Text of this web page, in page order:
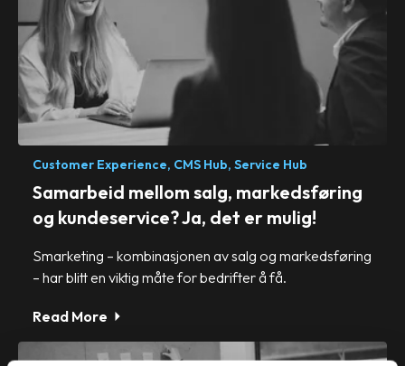
Customer Experience, CMS Hub, Service Hub
Samarbeid mellom salg, markedsføring
og kundeservice? Ja, det er mulig!
Smarketing – kombinasjonen av salg og markedsføring
– har blitt en viktig måte for bedrifter å få.
Read More